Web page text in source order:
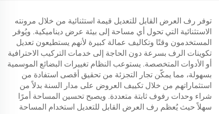
توفر رف العرض القابل للتعديل قيمة استثنائية من خلال مرونته
الاستثنائية التي تحول أي مساحة إلى بيئة عرض ديناميكية. ويُوفر
المستخدمون وقتًا وتكاليف عمالة كبيرة لأنهم يستطيعون تعديل
تكوينات الرف بسرعة دون الحاجة إلى خدمات التركيب الاحترافية
أو الأدوات المتخصصة. يستوعب النظام تغييرات البضائع الموسمية
بسهولة، مما يمكّن تجار التجزئة من تحقيق أقصى استفادة من
استثماراتهم من خلال تكييف العروض على مدار السنة بدلاً من
شراء وحدات رفوف ثابتة متعددة. ويصبح تحسين المساحة أمرًا
سهلاً حيث يُعظم رف العرض القابل للتعديل استخدام المساحة